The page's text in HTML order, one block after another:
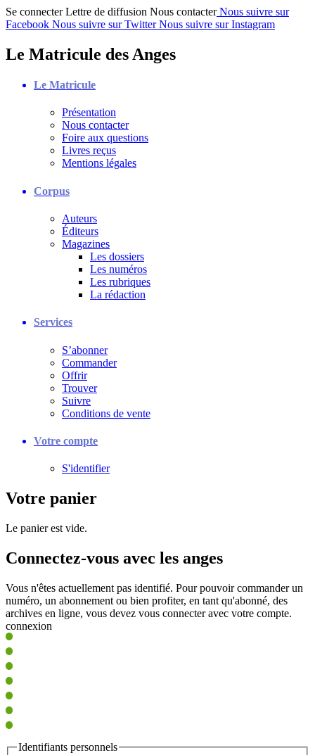
Se connecter Lettre de diffusion Nous contacter Nous suivre sur
Facebook Nous suivre sur Twitter Nous suivre sur Instagram
Le Matricule des Anges
Le Matricule
Présentation
Nous contacter
Foire aux questions
Livres reçus
Mentions légales
Corpus
Auteurs
Éditeurs
Magazines
Les dossiers
Les numéros
Les rubriques
La rédaction
Services
S’abonner
Commander
Offrir
Trouver
Suivre
Conditions de vente
Votre compte
S'identifier
Votre panier
Le panier est vide.
Connectez-vous avec les anges
Vous n'êtes actuellement pas identifié. Pour pouvoir commander un
numéro, un abonnement ou bien profiter, en tant qu'abonné, des
archives en ligne, vous devez vous connecter avec votre compte.
connexion
Identifiants personnels